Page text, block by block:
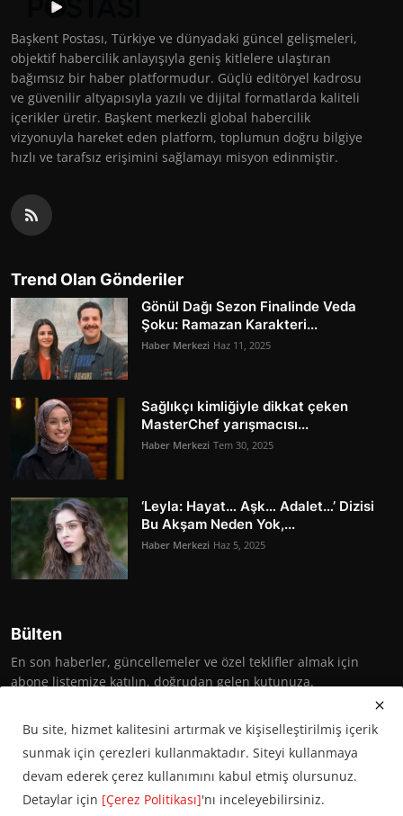
Başkent Postası, Türkiye ve dünyadaki güncel gelişmeleri,
objektif habercilik anlayışıyla geniş kitlelere ulaştıran
bağımsız bir haber platformudur. Güçlü editöryel kadrosu
ve güvenilir altyapısıyla yazılı ve dijital formatlarda kaliteli
içerikler üretir. Başkent merkezli global habercilik
vizyonuyla hareket eden platform, toplumun doğru bilgiye
hızlı ve tarafsız erişimini sağlamayı misyon edinmiştir.
Trend Olan Gönderiler
Gönül Dağı Sezon Finalinde Veda
Şoku: Ramazan Karakteri...
Haber Merkezi Haz 11, 2025
Sağlıkçı kimliğiyle dikkat çeken
MasterChef yarışmacısı...
Haber Merkezi Tem 30, 2025
‘Leyla: Hayat… Aşk… Adalet…’ Dizisi
Bu Akşam Neden Yok,...
Haber Merkezi Haz 5, 2025
Bülten
En son haberler, güncellemeler ve özel teklifler almak için
abone listemize katılın, doğrudan gelen kutunuza.
Abone Ol
Bu site, hizmet kalitesini artırmak ve kişiselleştirilmiş içerik
sunmak için çerezleri kullanmaktadır. Siteyi kullanmaya
devam ederek çerez kullanımını kabul etmiş olursunuz.
Detaylar için [Çerez Politikası]'nı inceleyebilirsiniz.